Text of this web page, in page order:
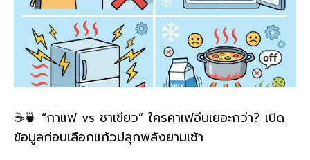
☕🍵 “กาแฟ vs ชาเขียว” ใครคาเฟอีนเยอะกว่า? เปิด
ข้อมูลก่อนเลือกแก้วปลุกพลังยามเช้า